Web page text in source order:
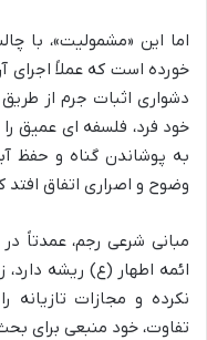
اما این «مشمولیت»، با
خورده است که عملاً اجرای
دشواری اثبات جرم از طریق
خود فرد، فلسفه ای عمیق
به پوشاندن گناه و حفظ
وضوح و اصراری اتفاق
مبانی شرعی رجم، عمدتاً
ائمه اطهار (ع) ریشه دارد،
نکرده و مجازات تازیانه
تفاوت، خود منبعی برای